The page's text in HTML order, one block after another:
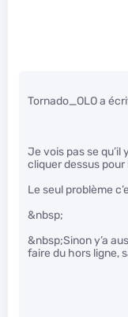
Tornado_OLO a
Je vois pas se qu’il
cliquer dessus pour
Le seul problème
&nbsp;
&nbsp;Sinon y’a
faire du hors ligne,